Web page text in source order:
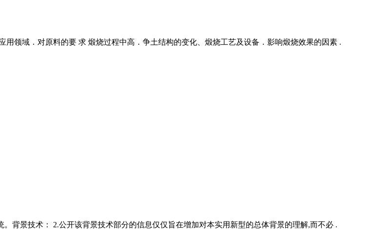
领域．对原料的要 求 煅烧过程中高．争土结构的变化、煅烧工艺及设备．影响煅烧效果的因素 .
背景技术： 2.公开该背景技术部分的信息仅仅旨在增加对本实用新型的总体背景的理解,而不必 .